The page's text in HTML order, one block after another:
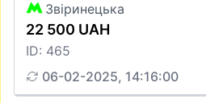
Звіринецька
22 500 UAH
ID: 465
06-02-2025, 14:16:00